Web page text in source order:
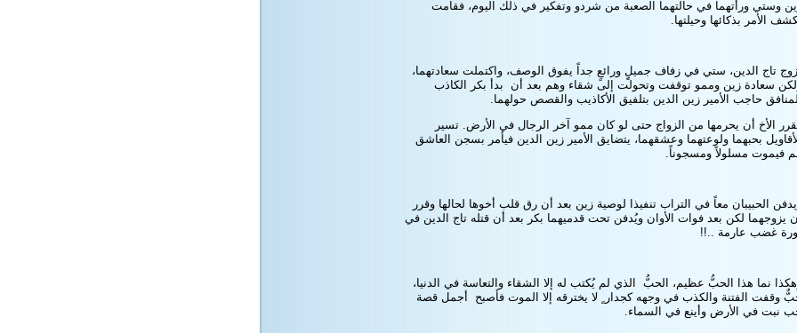
وستي ورأتهما في حالتهما الصعبة من شردو وتفكير في ذلك اليوم، فقامت
الأمر بذكائها وحيلتها.
تاج الدين، ستي في زفاف جميلٍِ ورائعٍ جداً يفوق الوصف، واكتملت سعادتهما،
سعادة زين وممو توقفت وتحولت إلى شقاء وهم بعد أن بدأ بكر الكاذب
المنافق حاجب الأمير زين الدين بتلفيق الأكاذيب والقصص حولهما.
الأخ أن يحرمها من الزواج حتى لو كان ممو آخر الرجال في الأرض. تسير
بحبهما ولوعتهما وعشقهما، يتضايق الأمير زين الدين فيأمر بسجن العاشق
فيموت مسلولاً ومسجوناً.
الحبيبان معاً في التراب تنفيذا لوصية زين بعد أن رق قلب أخوها لحالها وقرر
أن يزوجهما لكن بعد فوات الأوان ويُدفن تحت قدميهما بكر بعد أن قتله تاج الدين في
غضب عارمة ..!!
نما هذا الحبُّ عظيم، الحبُّ الذي لم يُكتب له إلا الشقاء والتعاسة في الدنيا،
وقفت الفتنة والكذب في وجهه كجدار ٍ لا يخترقه إلا الموت فأصبح أجمل قصة
نبت في الأرض وأينع في السماء.